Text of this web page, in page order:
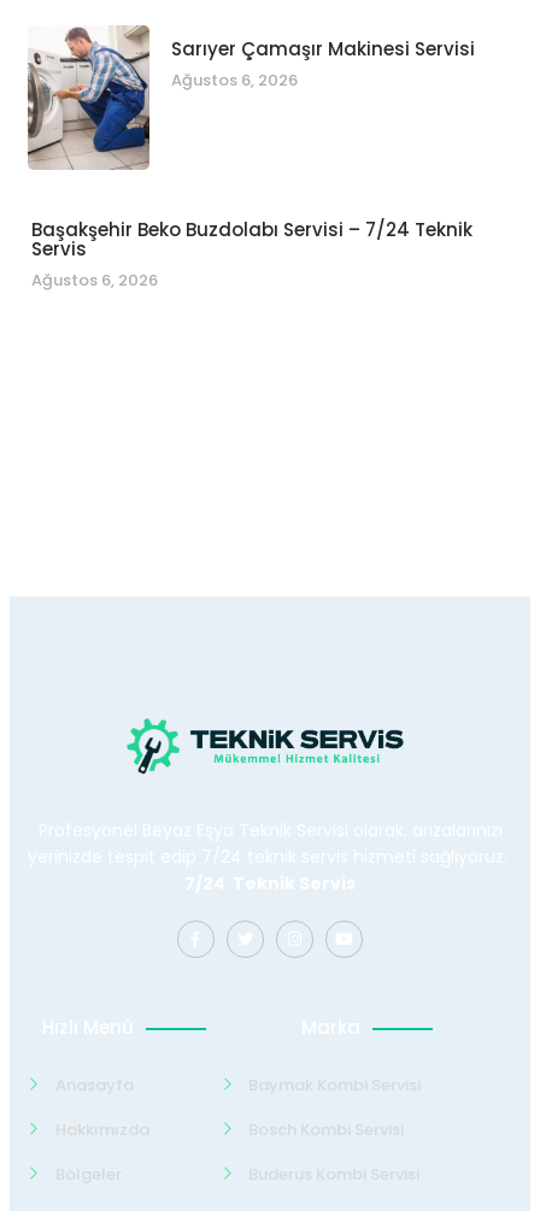
Sarıyer Çamaşır Makinesi Servisi
Ağustos 6, 2026
Başakşehir Beko Buzdolabı Servisi – 7/24 Teknik
Servis
Ağustos 6, 2026
Profesyonel Beyaz Eşya Teknik Servisi olarak, arızalarınızı
yerinizde tespit edip 7/24 teknik servis hizmeti sağlıyoruz.
7/24 Teknik Servis
Hızlı Menü
Anasayfa
Hakkımızda
Bölgeler
Marka
Baymak Kombi Servisi
Bosch Kombi Servisi
Buderus Kombi Servisi